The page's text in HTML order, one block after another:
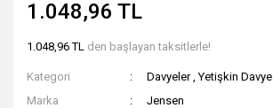
1.048,96 TL
1.048,96 TL den başlayan taksitlerle!
Kategori Davyeler ,Yetişkin Davye
Marka
Jensen